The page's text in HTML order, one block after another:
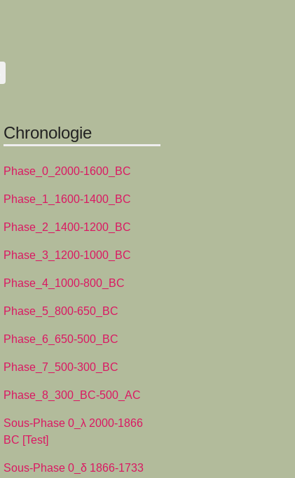
Chronologie
Phase_0_2000-1600_BC
Phase_1_1600-1400_BC
Phase_2_1400-1200_BC
Phase_3_1200-1000_BC
Phase_4_1000-800_BC
Phase_5_800-650_BC
Phase_6_650-500_BC
Phase_7_500-300_BC
Phase_8_300_BC-500_AC
Sous-Phase 0_λ 2000-1866
BC [Test]
Sous-Phase 0_δ 1866-1733